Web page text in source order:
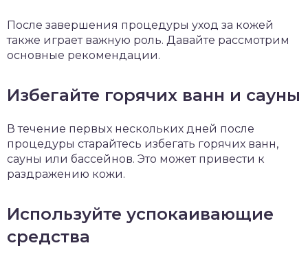
После завершения процедуры уход за кожей
также играет важную роль. Давайте рассмотрим
основные рекомендации.
Избегайте горячих ванн и сауны
В течение первых нескольких дней после
процедуры старайтесь избегать горячих ванн,
сауны или бассейнов. Это может привести к
раздражению кожи.
Используйте успокаивающие
средства